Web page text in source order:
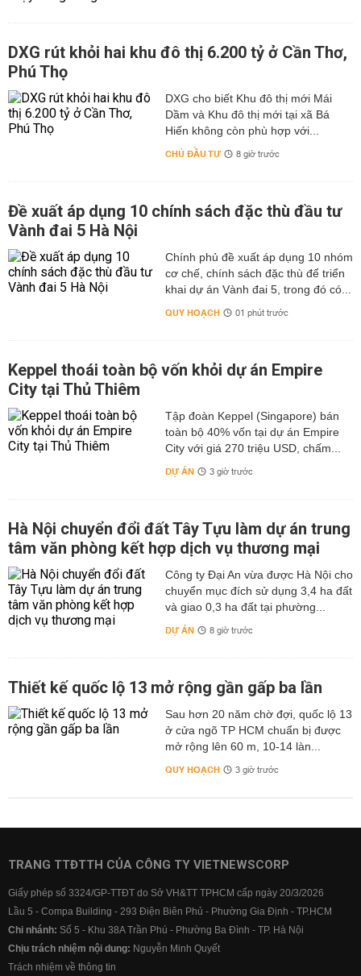
DXG rút khỏi hai khu đô thị 6.200 tỷ ở Cần Thơ,
Phú Thọ
DXG cho biết Khu đô thị mới Mái
Dầm và Khu đô thị mới tại xã Bá
Hiến không còn phù hợp với...
CHỦ ĐẦU TƯ 8 giờ trước
Đề xuất áp dụng 10 chính sách đặc thù đầu tư
Vành đai 5 Hà Nội
Chính phủ đề xuất áp dụng 10 nhóm
cơ chế, chính sách đặc thù để triển
khai dự án Vành đai 5, trong đó có...
QUY HOẠCH 01 phút trước
Keppel thoái toàn bộ vốn khỏi dự án Empire
City tại Thủ Thiêm
Tập đoàn Keppel (Singapore) bán
toàn bộ 40% vốn tại dự án Empire
City với giá 270 triệu USD, chấm...
DỰ ÁN 3 giờ trước
Hà Nội chuyển đổi đất Tây Tựu làm dự án trung
tâm văn phòng kết hợp dịch vụ thương mại
Công ty Đại An vừa được Hà Nội cho
chuyển mục đích sử dụng 3,4 ha đất
và giao 0,3 ha đất tại phường...
DỰ ÁN 8 giờ trước
Thiết kế quốc lộ 13 mở rộng gần gấp ba lần
Sau hơn 20 năm chờ đợi, quốc lộ 13
ở cửa ngõ TP HCM chuẩn bị được
mở rộng lên 60 m, 10-14 làn...
QUY HOẠCH 3 giờ trước
TRANG TTĐTTH CỦA CÔNG TY VIETNEWSCORP
Giấy phép số 3324/GP-TTĐT do Sở VH&TT TPHCM cấp ngày 20/3/2026
Lầu 5 - Compa Building - 293 Điện Biên Phủ - Phường Gia Định - TP.HCM
Chi nhánh: Số 5 - Khu 38A Trần Phú - Phường Ba Đình - TP. Hà Nội
Chịu trách nhiệm nội dung: Nguyễn Minh Quyết
Trách nhiệm về thông tin